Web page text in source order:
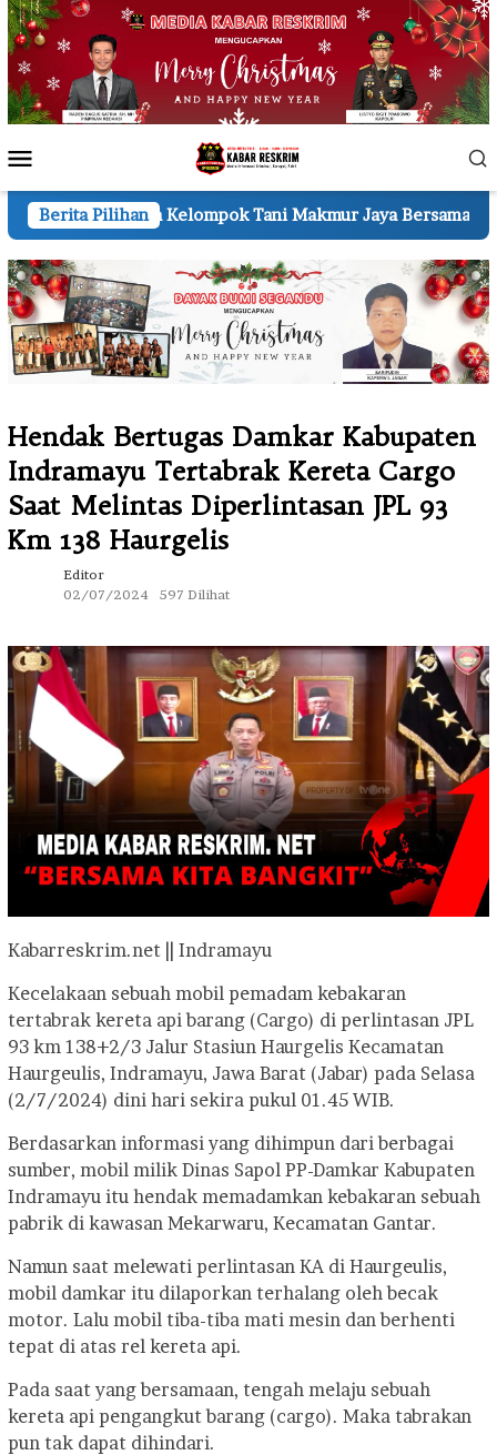
Loncat
ke
konten
Mobile
Berita Pilihan
Tani Makmur Jaya Bersama Sat Reskrim
Hendak Bertugas Damkar Kabupaten
Indramayu Tertabrak Kereta Cargo
Saat Melintas Diperlintasan JPL 93
Km 138 Haurgelis
Editor
02/07/2024
597 Dilihat
Kabarreskrim.net || Indramayu
Kecelakaan sebuah mobil pemadam kebakaran
tertabrak kereta api barang (Cargo) di perlintasan JPL
93 km 138+2/3 Jalur Stasiun Haurgelis Kecamatan
Haurgeulis, Indramayu, Jawa Barat (Jabar) pada Selasa
(2/7/2024) dini hari sekira pukul 01.45 WIB.
Berdasarkan informasi yang dihimpun dari berbagai
sumber, mobil milik Dinas Sapol PP-Damkar Kabupaten
Indramayu itu hendak memadamkan kebakaran sebuah
pabrik di kawasan Mekarwaru, Kecamatan Gantar.
Namun saat melewati perlintasan KA di Haurgeulis,
mobil damkar itu dilaporkan terhalang oleh becak
motor. Lalu mobil tiba-tiba mati mesin dan berhenti
tepat di atas rel kereta api.
Pada saat yang bersamaan, tengah melaju sebuah
kereta api pengangkut barang (cargo). Maka tabrakan
pun tak dapat dihindari.